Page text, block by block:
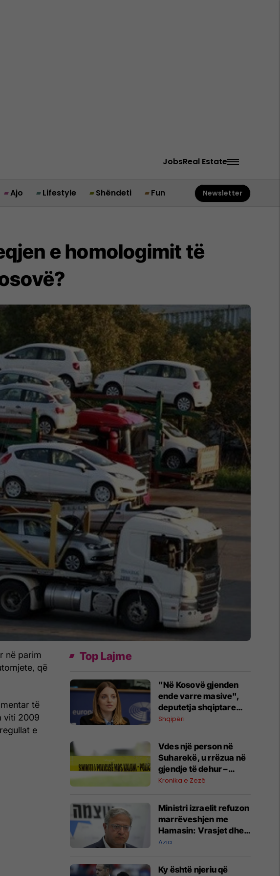
JobsReal Estate
Ajo Lifestyle Shëndeti Fun Newsletter
e homologimit të
në parim
që
të
viti 2009
e
Top Lajme
"Në Kosovë gjenden
ende varre masive",
deputetja shqiptare
kundërshton
Shkodër: Të dielën
protestë
Shqipëri
Vdes një person në
Suharekë, u rrëzua në
gjendje të dehur –
hetohet rasti
Kronika e Zezë
Ministri izraelit refuzon
marrëveshjen me
Hamasin: Vrasjet dhe
shpërngulja e
vazhdojnë
Azia
Ky është njeriu që